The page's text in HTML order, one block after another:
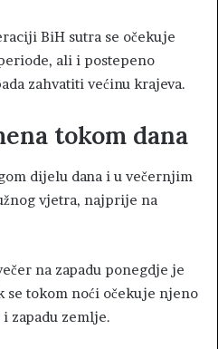
BiH sutra se očekuje
ali i postepeno
zahvatiti većinu krajeva.
tokom dana
dijelu dana i u večernjim
vjetra, najprije na
na zapadu ponegdje je
se tokom noći očekuje njeno
zapadu zemlje.